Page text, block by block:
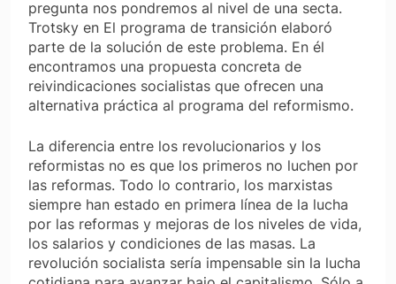
pregunta nos pondremos al nivel de una secta.
Trotsky en El programa de transición elaboró
parte de la solución de este problema. En él
encontramos una propuesta concreta de
reivindicaciones socialistas que ofrecen una
alternativa práctica al programa del reformismo.
La diferencia entre los revolucionarios y los
reformistas no es que los primeros no luchen por
las reformas. Todo lo contrario, los marxistas
siempre han estado en primera línea de la lucha
por las reformas y mejoras de los niveles de vida,
los salarios y condiciones de las masas. La
revolución socialista sería impensable sin la lucha